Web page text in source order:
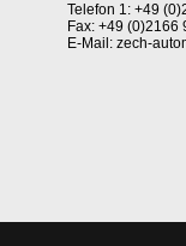
Telefon 1: +49
Fax: +49 (0)2166
E-Mail: zech-